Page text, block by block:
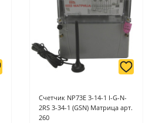
Счетчик NP73E 3-14-1 I-G-N-
2RS 3-34-1 (GSN) Матрица арт.
260